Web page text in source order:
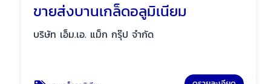
ขายส่งบานเกล็ดอลูมิเนียม
บริษัท เอ็ม.เอ. แม็ก กรุ๊ป จำกัด